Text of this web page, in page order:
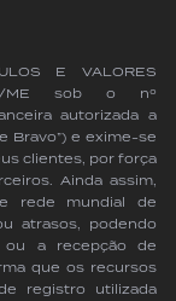
E VALORES
ME sob o nº
autorizada a
Bravo”) e exime-se
clientes, por força
Ainda assim,
rede mundial de
atrasos, podendo
a recepção de
que os recursos
registro utilizada